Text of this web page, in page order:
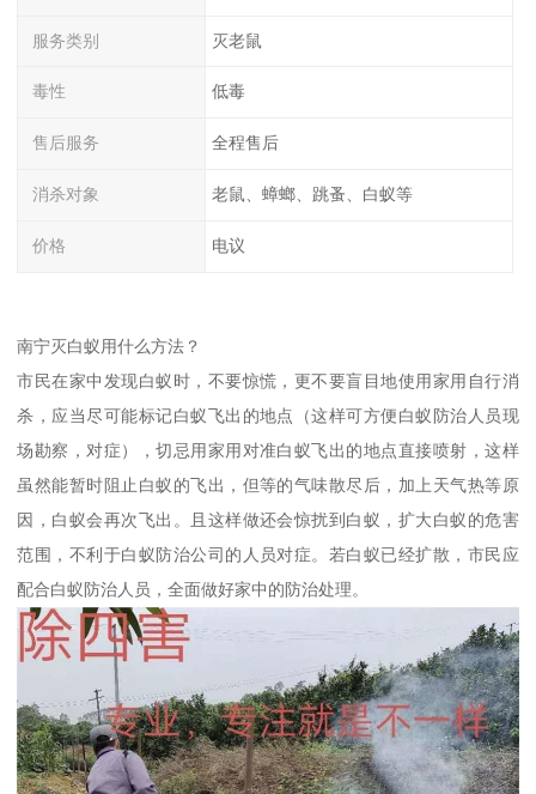
服务类别 灭老鼠
毒性 低毒
售后服务 全程售后
消杀对象 老鼠、蟑螂、跳蚤、白蚁等
价格 电议
南宁灭白蚁用什么方法？
市民在家中发现白蚁时，不要惊慌，更不要盲目地使用家用自行消
杀，应当尽可能标记白蚁飞出的地点（这样可方便白蚁防治人员现
场勘察，对症），切忌用家用对准白蚁飞出的地点直接喷射，这样
虽然能暂时阻止白蚁的飞出，但等的气味散尽后，加上天气热等原
因，白蚁会再次飞出。且这样做还会惊扰到白蚁，扩大白蚁的危害
范围，不利于白蚁防治公司的人员对症。若白蚁已经扩散，市民应
配合白蚁防治人员，全面做好家中的防治处理。